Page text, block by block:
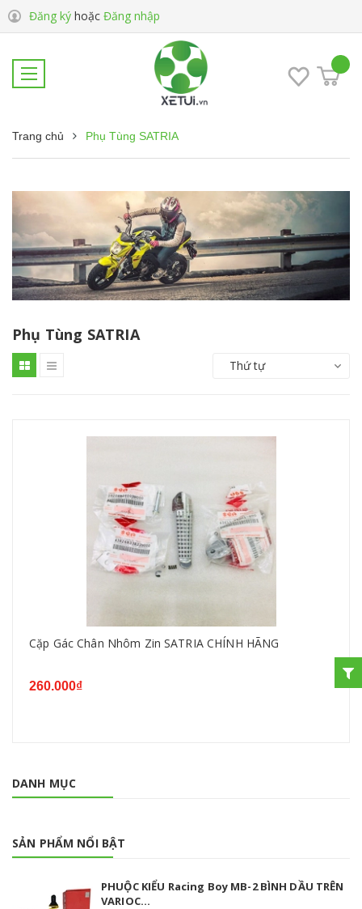
Đăng ký hoặc Đăng nhập
Trang chủ Phụ Tùng SATRIA
Phụ Tùng SATRIA
Thứ tự
Cặp Gác Chân Nhôm Zin SATRIA CHÍNH HÃNG
260.000₫
DANH MỤC
SẢN PHẨM NỔI BẬT
PHUỘC KIỂU Racing Boy MB-2 BÌNH DẦU TRÊN
VARIOC...